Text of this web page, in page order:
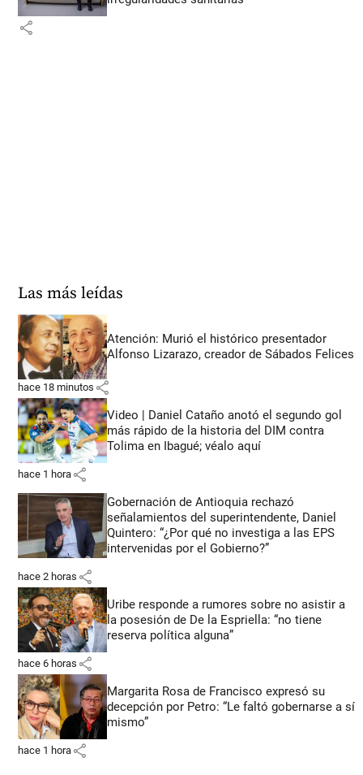
share
Las más leídas
Atención: Murió el histórico presentador
Alfonso Lizarazo, creador de Sábados Felices
hace 18 minutos share
Video | Daniel Cataño anotó el segundo gol
más rápido de la historia del DIM contra
Tolima en Ibagué; véalo aquí
hace 1 hora share
Gobernación de Antioquia rechazó
señalamientos del superintendente, Daniel
Quintero: “¿Por qué no investiga a las EPS
intervenidas por el Gobierno?”
hace 2 horas share
Uribe responde a rumores sobre no asistir a
la posesión de De la Espriella: “no tiene
reserva política alguna”
hace 6 horas share
Margarita Rosa de Francisco expresó su
decepción por Petro: “Le faltó gobernarse a sí
mismo”
hace 1 hora share